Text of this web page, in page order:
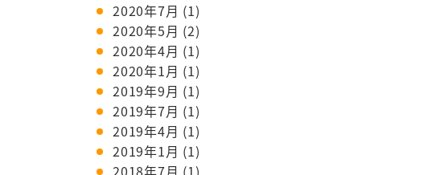
2020年7月 (1)
2020年5月 (2)
2020年4月 (1)
2020年1月 (1)
2019年9月 (1)
2019年7月 (1)
2019年4月 (1)
2019年1月 (1)
2018年7月 (1)